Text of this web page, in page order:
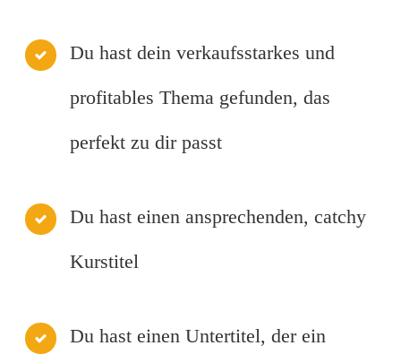
Du hast dein verkaufsstarkes und
profitables Thema gefunden, das
perfekt zu dir passt
Du hast einen ansprechenden, catchy
Kurstitel
Du hast einen Untertitel, der ein